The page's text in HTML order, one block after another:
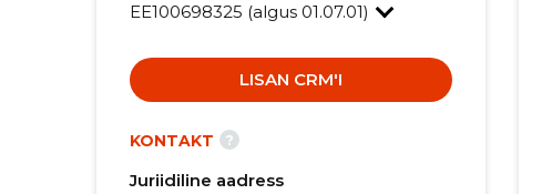
EE100698325 (algus 01.07.01)
LISAN CRM'I
KONTAKT ?
Juriidiline aadress